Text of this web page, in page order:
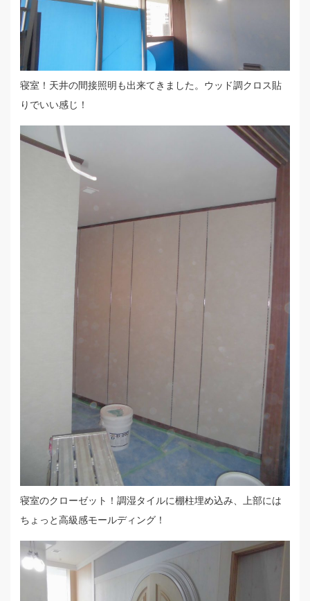
寝室！天井の間接照明も出来てきました。ウッド調クロス貼
りでいい感じ！
寝室のクローゼット！調湿タイルに棚柱埋め込み、上部には
ちょっと高級感モールディング！